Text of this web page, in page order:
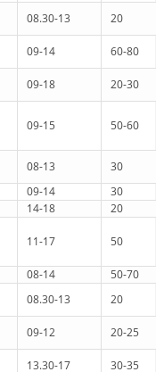
08.30-13 20
09-14 60-80
09-18 20-30
09-15 50-60
08-13
30
09-14
30
14-18 20
11-17 50
08-14
50-70
08.30-13 20
09-12 20-25
13.30-17 30-35